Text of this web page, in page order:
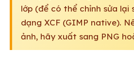
lớp (để có thể chỉnh sửa lại
dạng XCF (GIMP native).
ảnh, hãy xuất sang PNG